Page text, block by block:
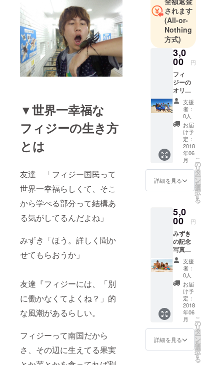
▼世界一幸福な
フィジーの生き方
とは
友達 「フィジー国民って
世界一幸福らしくて、そこ
から学べる部分って結構あ
る気がしてるんだよね」
みずき「ほう。詳しく聞か
せてもらおうか」
友達『フィジーには、「別
に働かなくてよくね？」的
な風潮があるらしい。
フィジーって南国だから
さ、その辺に生えてる果実
されます
(All-or-
Nothing
方式)
3,0
00 円
フィ
ジーの
オリジ
ナル体
験レ
ポー
ト み
ずきの
ありが
とう動
支援
者：
0人
お届
け予
定：
2018
年06
月
詳細を見る
こ
の
リ
タ
ー
ン
を
選
択
す
る
5,0
00 円
みずき
の記念
写真
フィ
ジーの
オリジ
ナル体
験レ
ポー
ト み
ずきの
ありが
とう動
画
支援
者：
0人
お届
け予
定：
2018
年06
月
詳細を見る
こ
の
リ
タ
ー
ン
を
選
択
す
る